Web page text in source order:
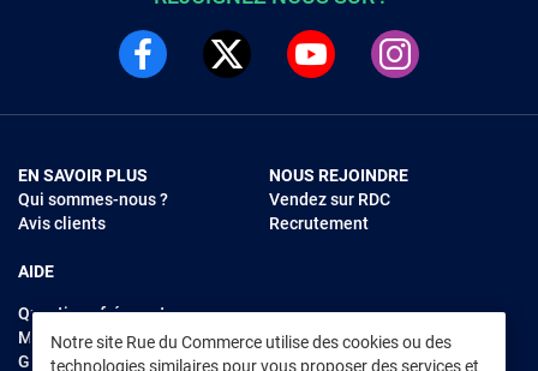
Notre site Rue du Commerce utilise des cookies ou des
technologies similaires pour vous proposer des services et
EN SAVOIR PLUS
Qui sommes-nous ?
Avis clients
AIDE
Questions fréquentes
Modes de règlements
Garantie et retours
NOUS REJOINDRE
Vendez sur RDC
Recrutement